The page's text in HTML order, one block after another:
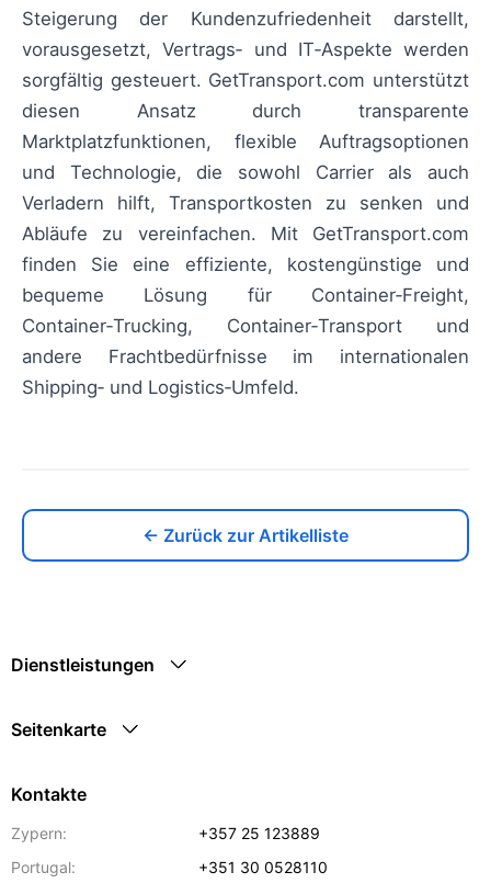
Steigerung der Kundenzufriedenheit darstellt,
vorausgesetzt, Vertrags‑ und IT‑Aspekte werden
sorgfältig gesteuert. GetTransport.com unterstützt
diesen Ansatz durch transparente
Marktplatzfunktionen, flexible Auftragsoptionen
und Technologie, die sowohl Carrier als auch
Verladern hilft, Transportkosten zu senken und
Abläufe zu vereinfachen. Mit GetTransport.com
finden Sie eine effiziente, kostengünstige und
bequeme Lösung für Container‑Freight,
Container‑Trucking, Container‑Transport und
andere Frachtbedürfnisse im internationalen
Shipping‑ und Logistics‑Umfeld.
← Zurück zur Artikelliste
Dienstleistungen
Seitenkarte
Kontakte
Zypern:
+357 25 123889
Portugal:
+351 30 0528110